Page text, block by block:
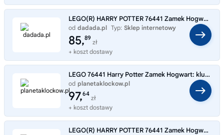
LEGO(R) HARRY POTTER 76441 Zamek Hogwart™: Klub pojedynków
od dadada.pl Typ: Sklep internetowy
85,89
zł
+ koszt dostawy
LEGO 76441 Harry Potter Zamek Hogwart: klub pojedynków
od planetaklockow.pl
Typ: Sklep internetowy
97,64
zł
+ koszt dostawy
LEGO(R) HARRY POTTER 76441 Zamek Hogwart: Klub pojed